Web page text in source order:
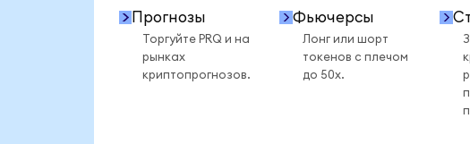
Прогнозы
Торгуйте PRQ и на
рынках
криптопрогнозов.
Фьючерсы
Лонг или шорт
токенов с плечом
до 50x.